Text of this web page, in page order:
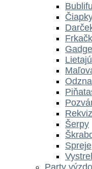
Šerpy
Spreje
Party